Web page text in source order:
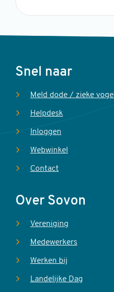
Voet
Snel naar
Meld dode / zieke vogel
Helpdesk
Inloggen
Webwinkel
Contact
Over Sovon
Vereniging
Medewerkers
Werken bij
Landelijke Dag